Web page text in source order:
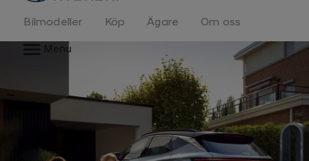
Bilmodeller Köp Ägare
Om oss
Menu